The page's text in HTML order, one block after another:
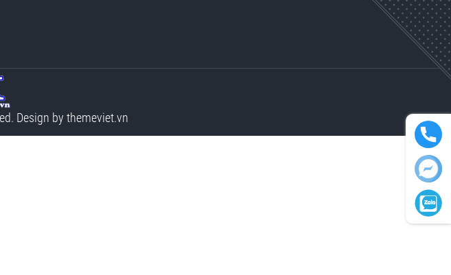
Design by themeviet.vn